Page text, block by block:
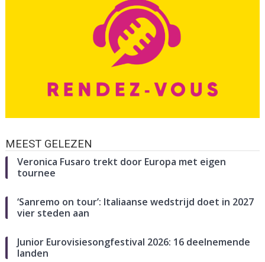
MEEST GELEZEN
Veronica Fusaro trekt door Europa met eigen
tournee
‘Sanremo on tour’: Italiaanse wedstrijd doet in 2027
vier steden aan
Junior Eurovisiesongfestival 2026: 16 deelnemende
landen